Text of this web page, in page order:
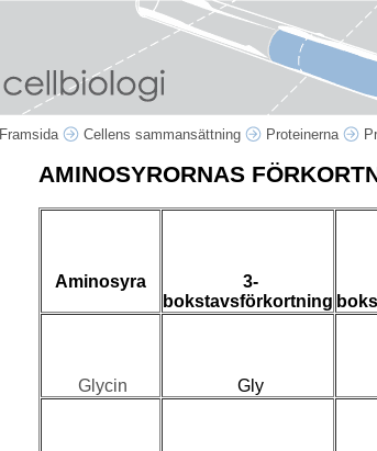
Framsida Cellens sammansättning Proteinerna
AMINOSYRORNAS
Aminosyra
3-
bokstavsförkortning
Glycin Gly